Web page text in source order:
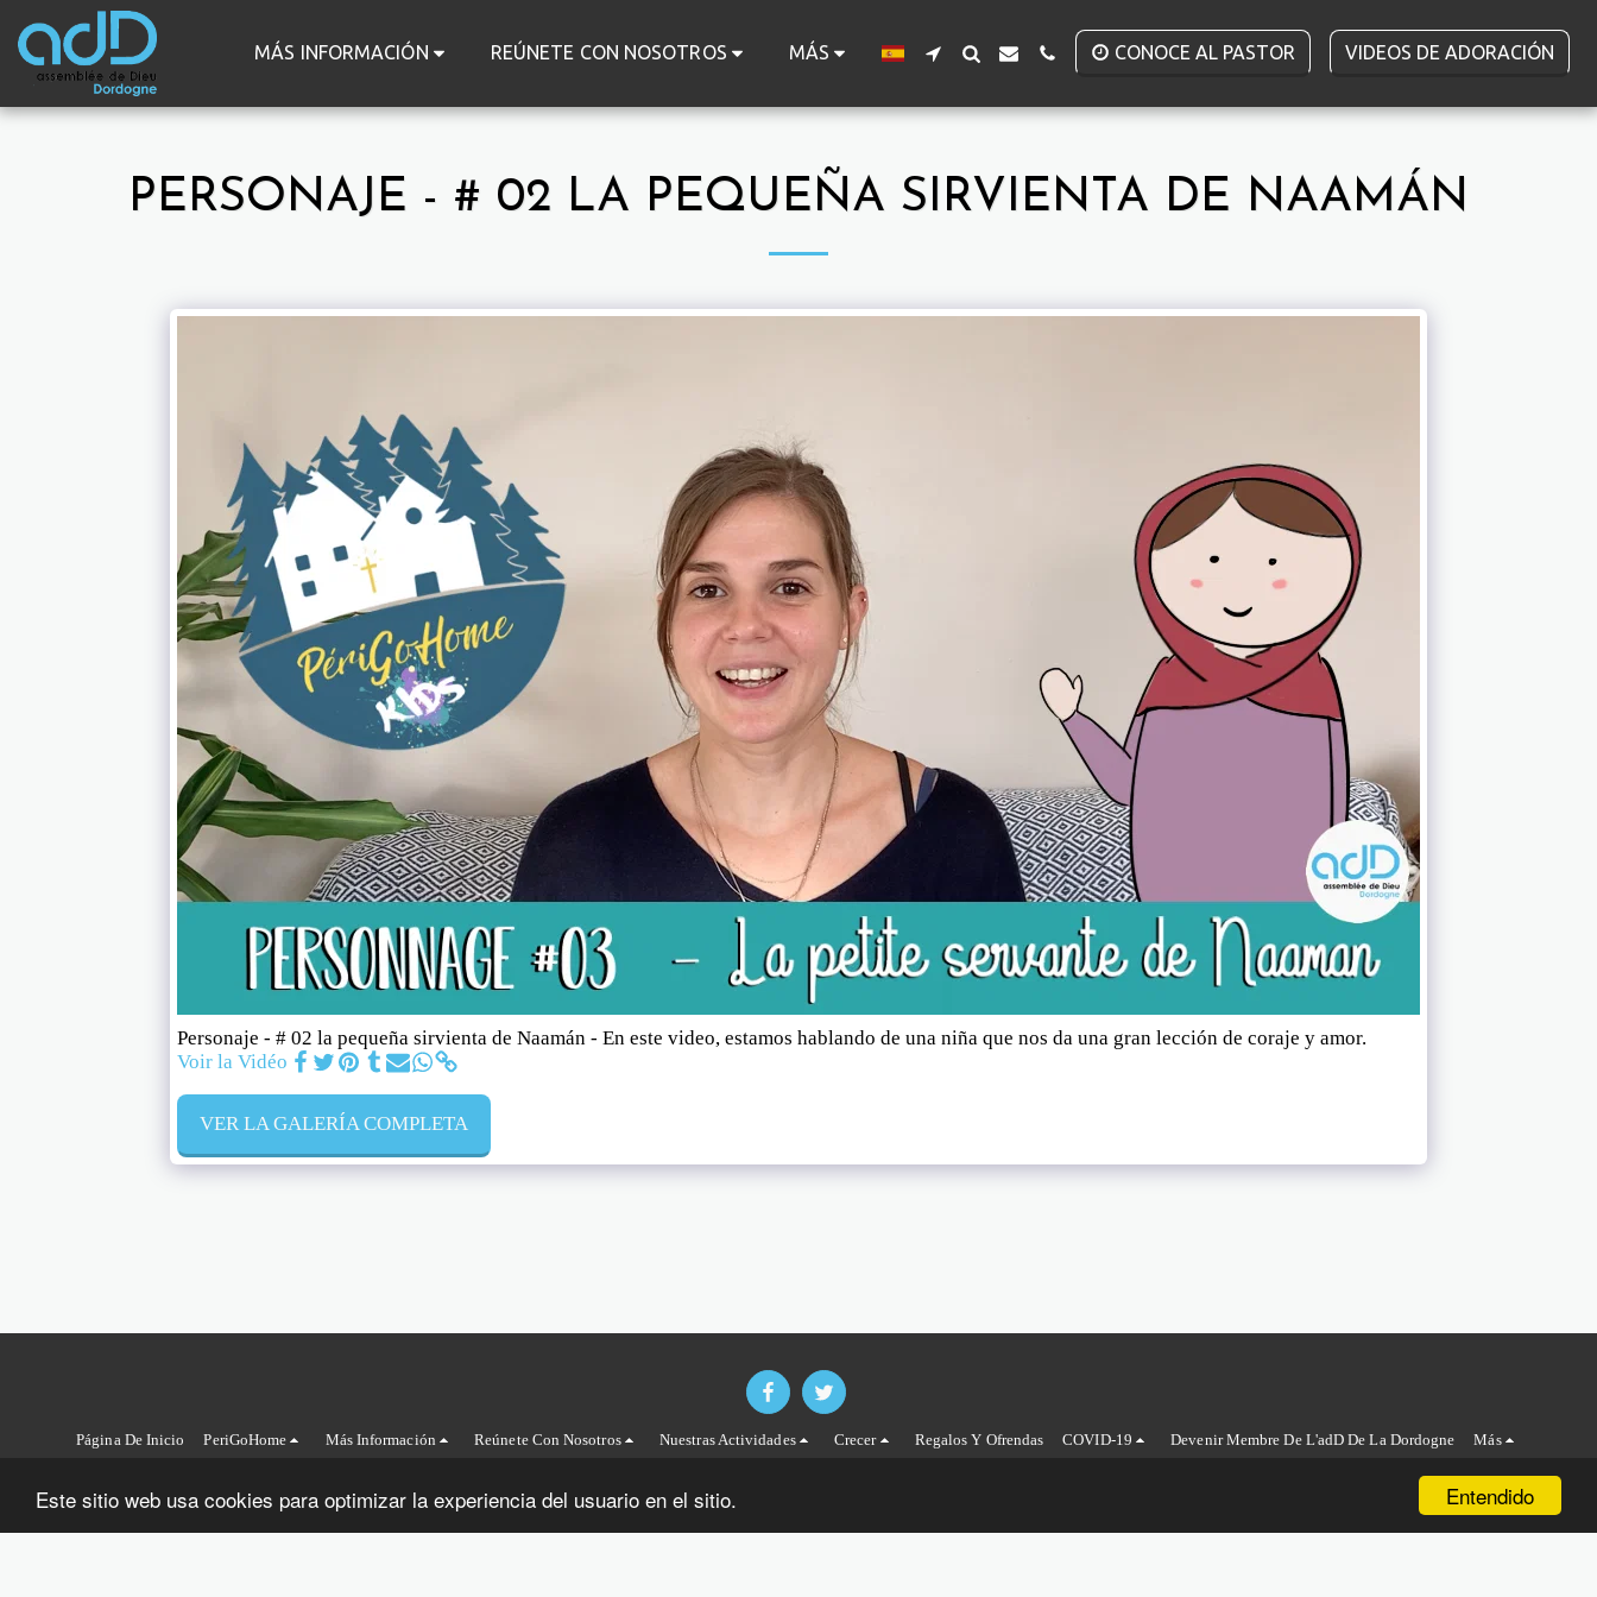
Entendido
Este sitio web usa cookies para optimizar la experiencia del usuario en el sitio.
MÁS INFORMACIÓN REÚNETE CON NOSOTROS MÁS CONOCE AL PASTOR VIDEOS DE ADORACIÓN
PERSONAJE - # 02 LA PEQUEÑA SIRVIENTA DE NAAMÁN
Personaje - # 02 la pequeña sirvienta de Naamán - En este video, estamos hablando de una niña que nos da una gran lección de coraje y amor.
Voir la Vidéo
VER LA GALERÍA COMPLETA
Página De Inicio PeriGoHome Más Información Reúnete Con Nosotros Nuestras Actividades Crecer Regalos Y Ofrendas COVID-19 Devenir Membre De L'adD De La Dordogne Más